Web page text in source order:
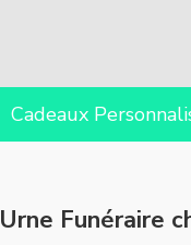
Cadeaux
Urne Funéraire